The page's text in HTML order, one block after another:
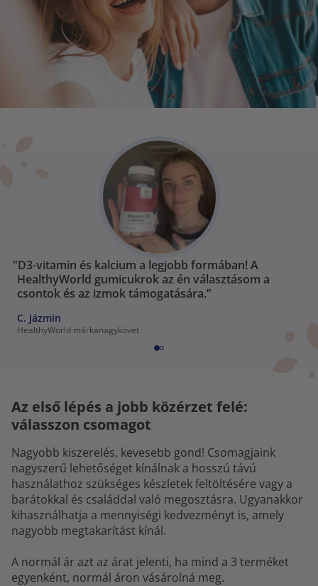
"D3-vitamin és kalcium a legjobb formában! A
HealthyWorld gumicukrok az én választásom a
csontok és az izmok támogatására.”
C. Jázmin
HealthyWorld márkanagykövet
Az első lépés a jobb közérzet felé:
válasszon csomagot
Nagyobb kiszerelés, kevesebb gond! Csomagjaink
nagyszerű lehetőséget kínálnak a hosszú távú
használathoz szükséges készletek feltöltésére vagy a
barátokkal és családdal való megosztásra. Ugyanakkor
kihasználhatja a mennyiségi kedvezményt is, amely
nagyobb megtakarítást kínál.
A normál ár azt az árat jelenti, ha mind a 3 terméket
egyenként, normál áron vásárolná meg.